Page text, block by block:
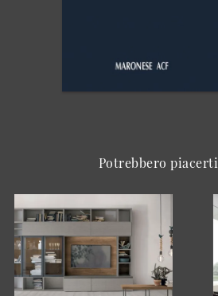
Potrebbero